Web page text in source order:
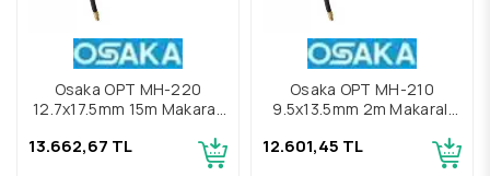
Osaka OPT MH-220
12.7x17.5mm 15m Makaralı
13.662,67 TL
Osaka OPT MH-210
9.5x13.5mm 2m Makaralı
12.601,45 TL